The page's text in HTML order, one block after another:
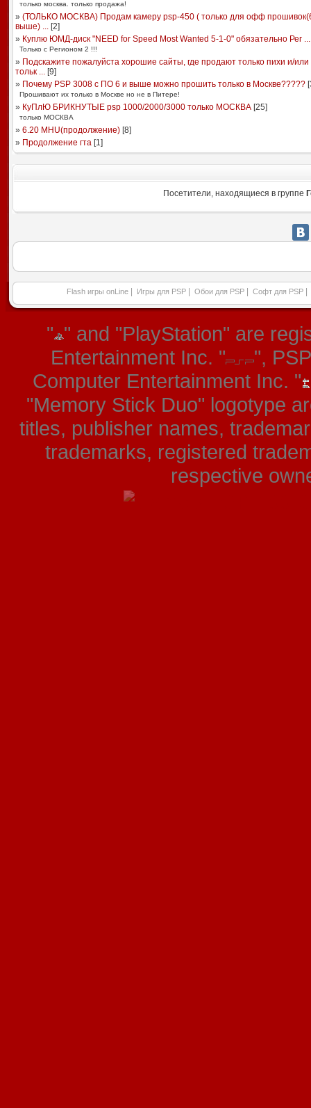
только москва. только продажа!
» (ТОЛЬКО МОСКВА) Продам камеру psp-450 ( только для офф
выше) ...[2]
» Куплю ЮМД-диск "NEED for Speed Most Wanted 5-1-0" обязательно Рег ...
Только с Регионом 2 !!!
» Подскажите пожалуйста хорошие сайты, где продают только пихи и/или
тольк ...[9]
» Почему PSP 3008 с ПО 6 и выше можно прошить только в Москве?????[
Прошивают их только в Москве но не в Питере!
» КуПлЮ БРИКНУТЫЕ psp 1000/2000/3000 только МОСКВА[25]
только МОСКВА
» 6.20 MHU(продолжение)[8]
» Продолжение гта[1]
Посетители, находящиеся в группе
Flash игры onLine Игры для PSP Обои для PSP Софт для PSP
" " and "PlayStation" are
Entertainment Inc. "
",
Computer Entertainment Inc. "
"Memory Stick Duo" logotype
titles, publisher names,
trademarks, registered
respective